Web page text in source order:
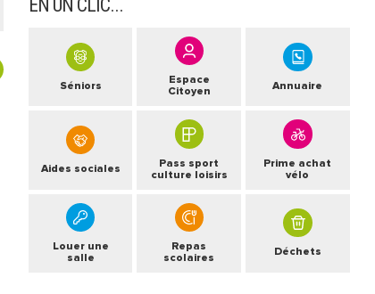
TwitterEN UN CLIC...
Séniors
Espace
Citoyen
Annuaire
Aides sociales
Pass sport
culture loisirs
Prime achat
vélo
Louer une
salle
Repas
scolaires
Déchets